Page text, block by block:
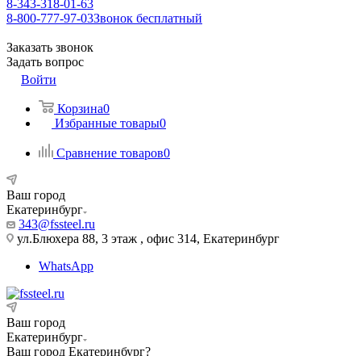
8-343-318-01-63
8-800-777-97-03Звонок бесплатный
Заказать звонок
Задать вопрос
Войти
Корзина0
Избранные товары0
Сравнение товаров0
Ваш город
Екатеринбург
343@fssteel.ru
ул.Блюхера 88, 3 этаж , офис 314, Екатеринбург
WhatsApp
Ваш город
Екатеринбург
Ваш город Екатеринбург?